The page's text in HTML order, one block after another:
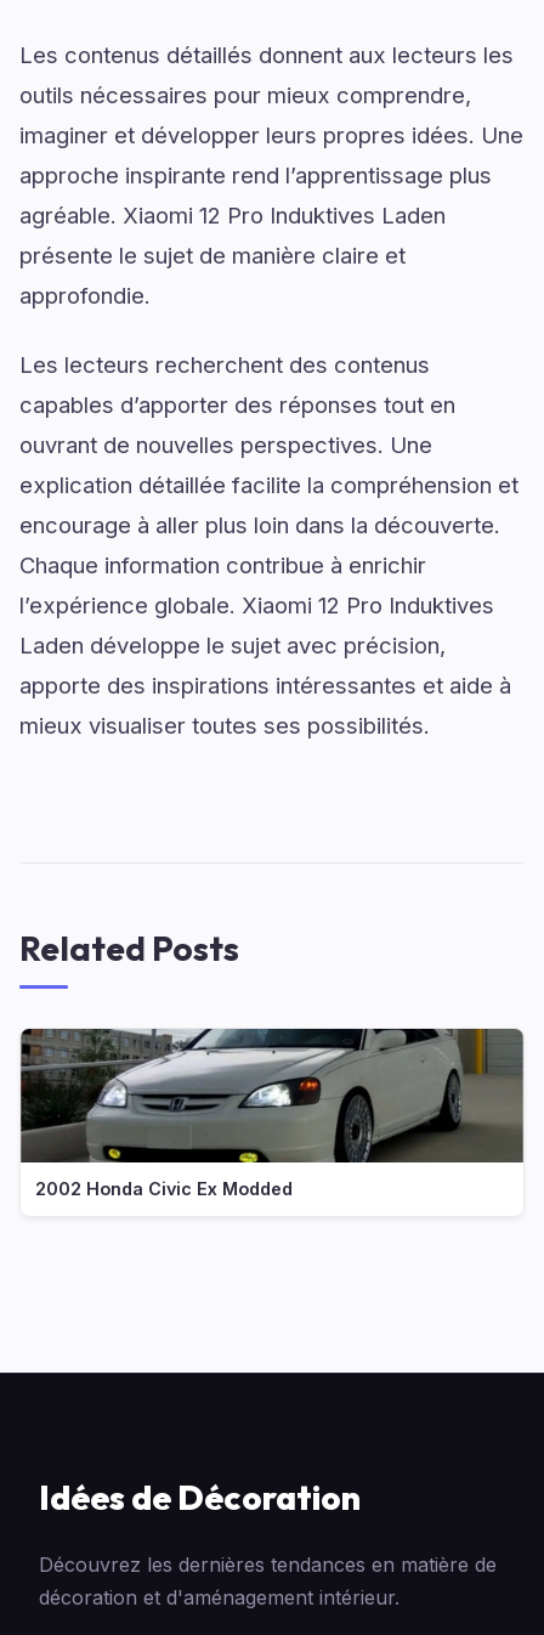
Les contenus détaillés donnent aux lecteurs les
outils nécessaires pour mieux comprendre,
imaginer et développer leurs propres idées. Une
approche inspirante rend l’apprentissage plus
agréable. Xiaomi 12 Pro Induktives Laden
présente le sujet de manière claire et
approfondie.
Les lecteurs recherchent des contenus
capables d’apporter des réponses tout en
ouvrant de nouvelles perspectives. Une
explication détaillée facilite la compréhension et
encourage à aller plus loin dans la découverte.
Chaque information contribue à enrichir
l’expérience globale. Xiaomi 12 Pro Induktives
Laden développe le sujet avec précision,
apporte des inspirations intéressantes et aide à
mieux visualiser toutes ses possibilités.
Related Posts
2002 Honda Civic Ex Modded
Idées de Décoration
Découvrez les dernières tendances en matière de
décoration et d'aménagement intérieur.